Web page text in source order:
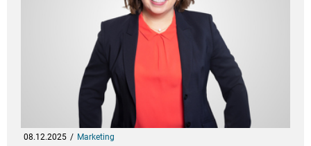
08.12.2025 Marketing